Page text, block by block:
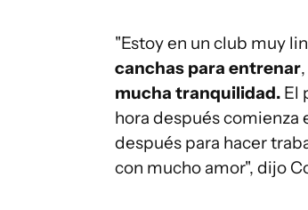
"Estoy en un club muy
canchas para entrenar
mucha tranquilidad. El
hora después
después para hacer
con mucho amor", dijo